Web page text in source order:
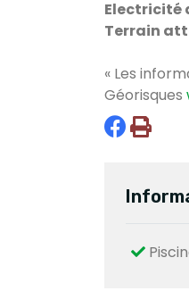
Electricité
Terrain
« Les
Géorisques